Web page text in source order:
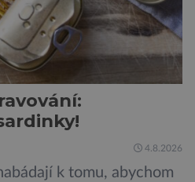
4.8.2026
k tomu, abychom